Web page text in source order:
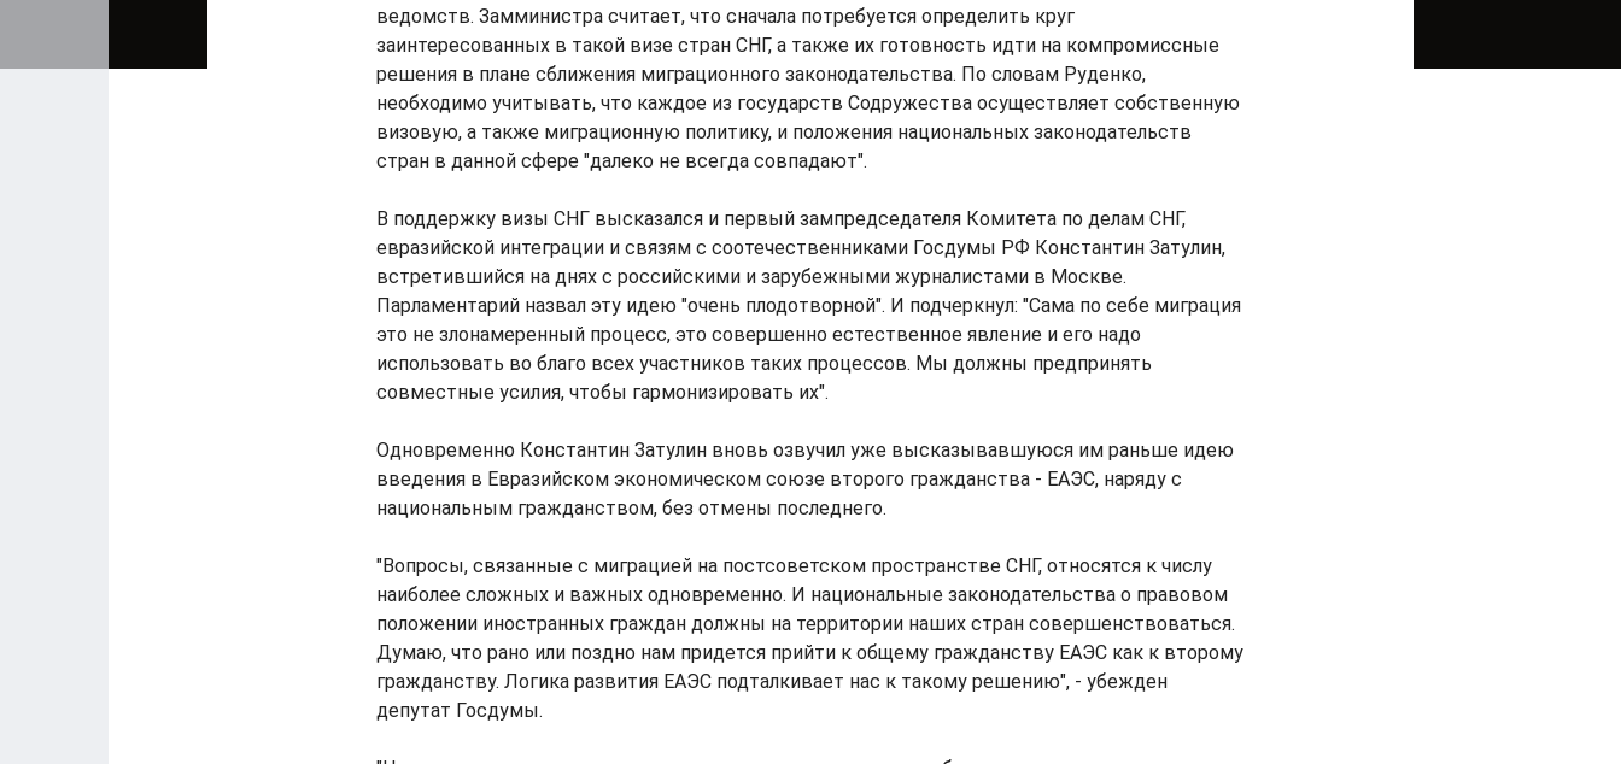
ведомств. Замминистра считает, что сначала потребуется определить круг
заинтересованных в такой визе стран СНГ, а также их готовность идти на компромиссные
решения в плане сближения миграционного законодательства. По словам Руденко,
необходимо учитывать, что каждое из государств Содружества осуществляет собственную
визовую, а также миграционную политику, и положения национальных законодательств
стран в данной сфере "далеко не всегда совпадают".
В поддержку визы СНГ высказался и первый зампредседателя Комитета по делам СНГ,
евразийской интеграции и связям с соотечественниками Госдумы РФ Константин Затулин,
встретившийся на днях с российскими и зарубежными журналистами в Москве.
Парламентарий назвал эту идею "очень плодотворной". И подчеркнул: "Сама по себе миграция
это не злонамеренный процесс, это совершенно естественное явление и его надо
использовать во благо всех участников таких процессов. Мы должны предпринять
совместные усилия, чтобы гармонизировать их".
Одновременно Константин Затулин вновь озвучил уже высказывавшуюся им раньше идею
введения в Евразийском экономическом союзе второго гражданства - ЕАЭС, наряду с
национальным гражданством, без отмены последнего.
"Вопросы, связанные с миграцией на постсоветском пространстве СНГ, относятся к числу
наиболее сложных и важных одновременно. И национальные законодательства о правовом
положении иностранных граждан должны на территории наших стран совершенствоваться.
Думаю, что рано или поздно нам придется прийти к общему гражданству ЕАЭС как к второму
гражданству. Логика развития ЕАЭС подталкивает нас к такому решению", - убежден
депутат Госдумы.